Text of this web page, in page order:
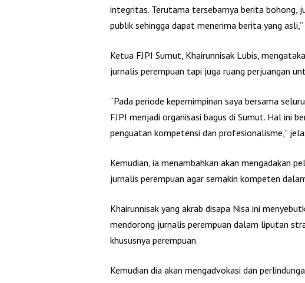
integritas. Terutama tersebarnya berita bohong,
publik sehingga dapat menerima berita yang asli,”
Ketua FJPI Sumut, Khairunnisak Lubis,
jurnalis perempuan tapi juga ruang perjuangan
“Pada periode kepemimpinan saya bersama
FJPI menjadi organisasi bagus di Sumut. Hal ini
penguatan kompetensi dan profesionalisme,”
Kemudian, ia menambahkan akan mengadakan
jurnalis perempuan agar semakin kompeten
Khairunnisak yang akrab disapa Nisa ini
mendorong jurnalis perempuan dalam liputan
khususnya perempuan.
Kemudian dia akan mengadvokasi dan